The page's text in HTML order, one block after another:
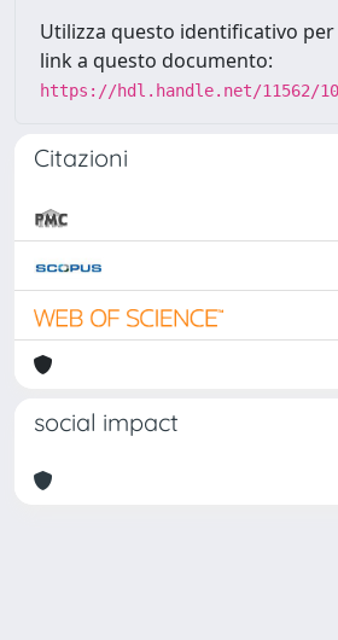
Utilizza questo identificativo
link a questo documento:
https://hdl.handle.net/11562/
Citazioni
social impact